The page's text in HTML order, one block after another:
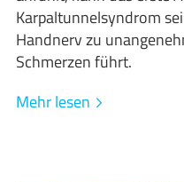
Karpaltunnelsyndrom
Handnerv zu
Schmerzen führt.
Mehr lesen